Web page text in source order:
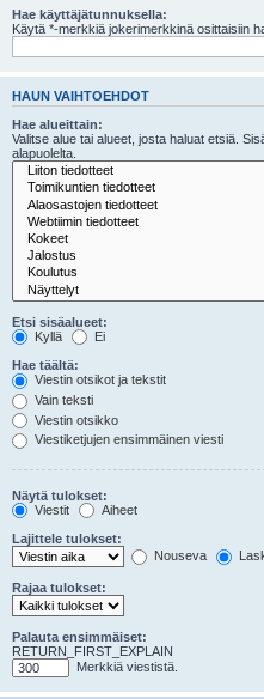
Hae käyttäjätunnuksella:
Käytä *-merkkiä jokerimerkkinä osittaisiin
HAUN VAIHTOEHDOT
Hae alueittain:
Valitse alue tai alueet, josta haluat etsiä.
alapuolelta.
Etsi sisäalueet:
Kyllä
Ei
Hae täältä:
Viestin otsikot ja tekstit
Vain teksti
Viestin otsikko
Viestiketjujen ensimmäinen viesti
Näytä tulokset:
Viestit
Aiheet
Lajittele tulokset:
Nouseva
Rajaa tulokset:
Palauta ensimmäiset:
RETURN_FIRST_EXPLAIN
Merkkiä viestistä.